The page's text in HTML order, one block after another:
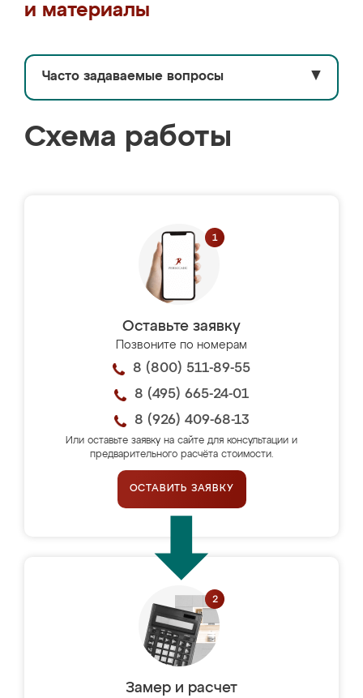
и материалы
Часто задаваемые вопросы ▼
Схема работы
Оставьте заявку
Позвоните по номерам
8 (800) 511-89-55
8 (495) 665-24-01
8 (926) 409-68-13
Или оставьте заявку на сайте для консультации и
предварительного расчёта стоимости.
ОСТАВИТЬ ЗАЯВКУ
Замер и расчет